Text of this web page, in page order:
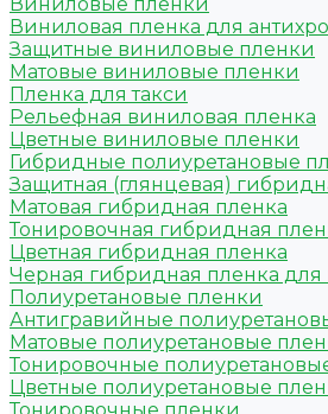
Виниловые пленки
Виниловая пленка для
Защитные виниловые пленки
Матовые виниловые пленки
Пленка для такси
Рельефная виниловая пленка
Цветные виниловые пленки
Гибридные полиуретановые
Защитная (глянцевая)
Матовая гибридная пленка
Тонировочная гибридная
Цветная гибридная пленка
Черная гибридная пленка для
Полиуретановые пленки
Антигравийные
Матовые полиуретановые
Тонировочные
Цветные полиуретановые